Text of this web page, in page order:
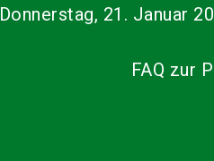
Donnerstag, 21. Januar
FAQ zur